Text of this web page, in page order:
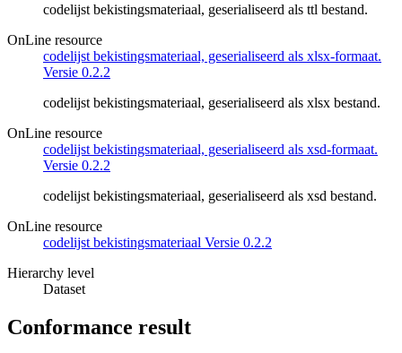
codelijst bekistingsmateriaal, geserialiseerd als ttl bestand.
OnLine resource
codelijst bekistingsmateriaal, geserialiseerd als xlsx-formaat.
Versie 0.2.2
codelijst bekistingsmateriaal, geserialiseerd als xlsx bestand.
OnLine resource
codelijst bekistingsmateriaal, geserialiseerd als xsd-formaat.
Versie 0.2.2
codelijst bekistingsmateriaal, geserialiseerd als xsd bestand.
OnLine resource
codelijst bekistingsmateriaal Versie 0.2.2
Hierarchy level
Dataset
Conformance result